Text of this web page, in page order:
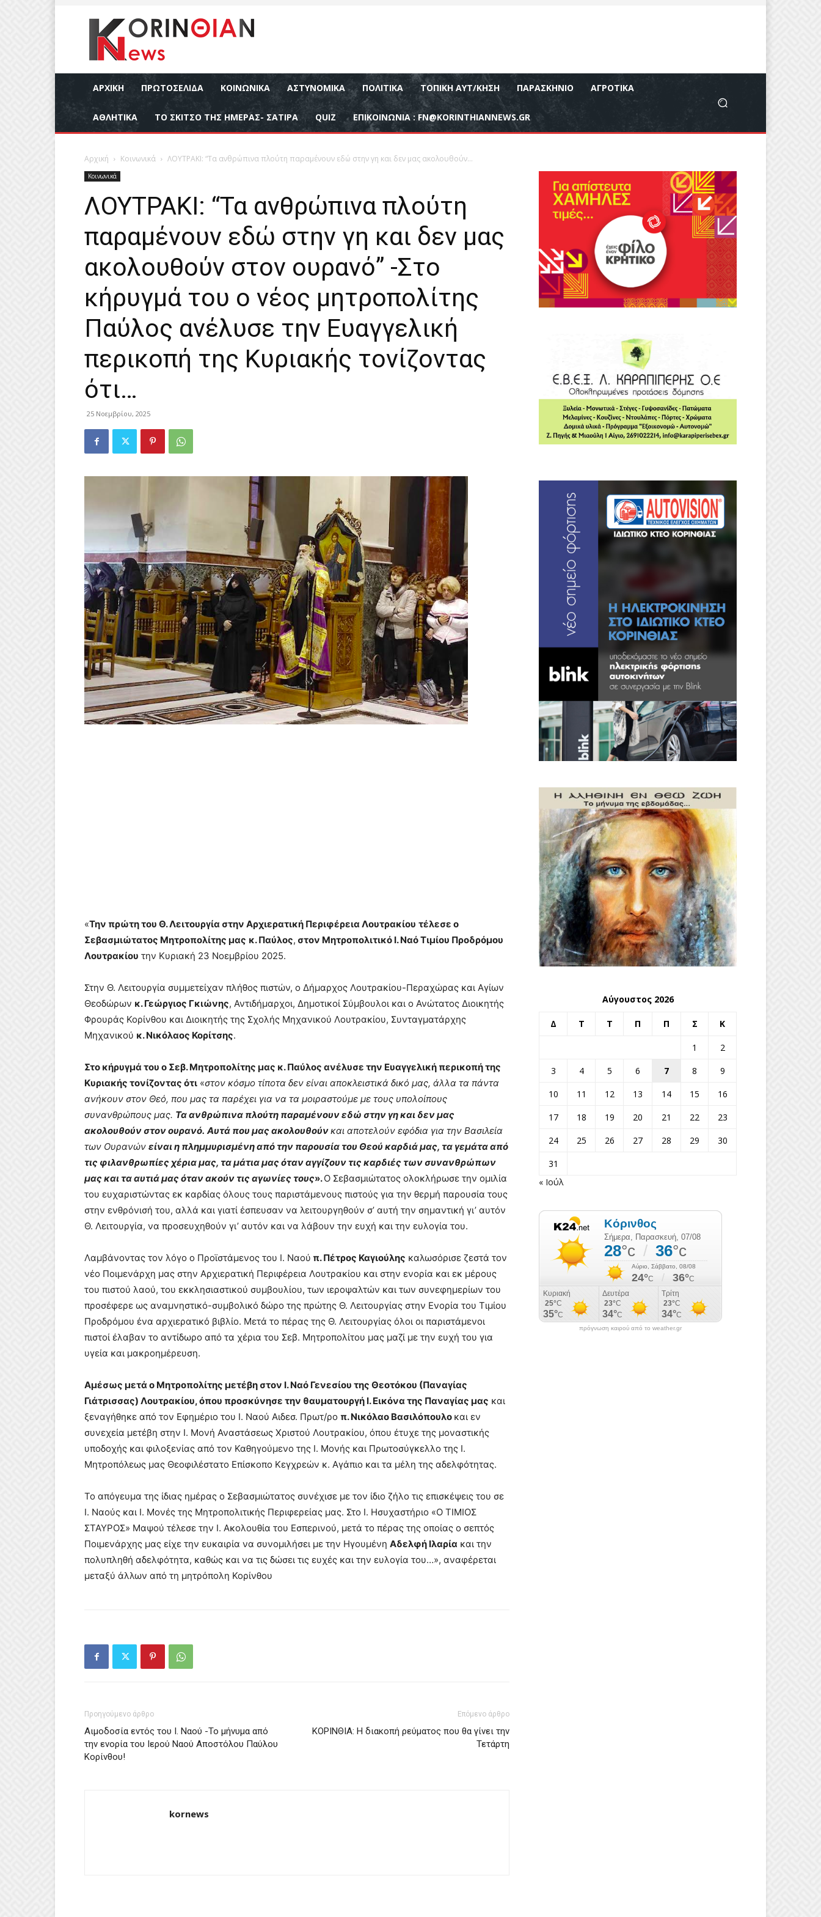
ΑΡΧΙΚΉ ΠΡΩΤΟΣΕΛΙΔΑ ΚΟΙΝΩΝΙΚΆ ΑΣΤΥΝΟΜΙΚΆ ΠΟΛΙΤΙΚΆ ΤΟΠΙΚΉ ΑΥΤ/ΚΗΣΗ ΠΑΡΑΣΚΉΝΙΟ ΑΓΡΟΤΙΚΆ
ΑΘΛΗΤΙΚΆ ΤΟ ΣΚΙΤΣΟ ΤΗΣ ΗΜΕΡΑΣ- ΣΑΤΙΡΑ QUIZ ΕΠΙΚΟΙΝΩΝΊΑ : FN@KORINTHIANNEWS.GR
Αρχική Κοινωνικά ΛΟΥΤΡΑΚΙ: “Τα ανθρώπινα πλούτη παραμένουν εδώ στην γη και δεν μας ακολουθούν...
Κοινωνικά
ΛΟΥΤΡΑΚΙ: “Τα ανθρώπινα πλούτη
παραμένουν εδώ στην γη και δεν μας
ακολουθούν στον ουρανό” -Στο
κήρυγμά του ο νέος μητροπολίτης
Παύλος ανέλυσε την Ευαγγελική
περικοπή της Κυριακής τονίζοντας
ότι…
25 Νοεμβρίου, 2025
«Την πρώτη του Θ. Λειτουργία στην Αρχιερατική Περιφέρεια Λουτρακίου τέλεσε ο
Σεβασμιώτατος Μητροπολίτης μας κ. Παύλος, στον Μητροπολιτικό Ι. Ναό Τιμίου Προδρόμου
Λουτρακίου την Κυριακή 23 Νοεμβρίου 2025.
Στην Θ. Λειτουργία συμμετείχαν πλήθος πιστών, ο Δήμαρχος Λουτρακίου-Περαχώρας και Αγίων
Θεοδώρων κ. Γεώργιος Γκιώνης, Αντιδήμαρχοι, Δημοτικοί Σύμβουλοι και ο Ανώτατος Διοικητής
Φρουράς Κορίνθου και Διοικητής της Σχολής Μηχανικού Λουτρακίου, Συνταγματάρχης
Μηχανικού κ. Νικόλαος Κορίτσης.
Στο κήρυγμά του ο Σεβ. Μητροπολίτης μας κ. Παύλος ανέλυσε την Ευαγγελική περικοπή της
Κυριακής τονίζοντας ότι «στον κόσμο τίποτα δεν είναι αποκλειστικά δικό μας, άλλα τα πάντα
ανήκουν στον Θεό, που μας τα παρέχει για να τα μοιραστούμε με τους υπολοίπους
συνανθρώπους μας. Τα ανθρώπινα πλούτη παραμένουν εδώ στην γη και δεν μας
ακολουθούν στον ουρανό. Αυτά που μας ακολουθούνκαι αποτελούν εφόδια για την Βασιλεία
των Ουρανών είναι η πλημμυρισμένη από την παρουσία του Θεού καρδιά μας, τα γεμάτα από
τις φιλανθρωπίες χέρια μας, τα μάτια μας όταν αγγίζουν τις καρδιές των συνανθρώπων
μας και τα αυτιά μας όταν ακούν τις αγωνίες τους».Ο Σεβασμιώτατος ολοκλήρωσε την ομιλία
του ευχαριστώντας εκ καρδίας όλους τους παριστάμενους πιστούς για την θερμή παρουσία τους
στην ενθρόνισή του, αλλά και γιατί έσπευσαν να λειτουργηθούν σ’ αυτή την σημαντική γι’ αυτόν
Θ. Λειτουργία, να προσευχηθούν γι’ αυτόν και να λάβουν την ευχή και την ευλογία του.
Λαμβάνοντας τον λόγο ο Προϊστάμενος του Ι. Ναού π. Πέτρος Καγιούλης καλωσόρισε ζεστά τον
νέο Ποιμενάρχη μας στην Αρχιερατική Περιφέρεια Λουτρακίου και στην ενορία και εκ μέρους
του πιστού λαού, του εκκλησιαστικού συμβουλίου, των ιεροψαλτών και των συνεφημερίων του
προσέφερε ως αναμνηστικό-συμβολικό δώρο της πρώτης Θ. Λειτουργίας στην Ενορία του Τιμίου
Προδρόμου ένα αρχιερατικό βιβλίο. Μετά το πέρας της Θ. Λειτουργίας όλοι οι παριστάμενοι
πιστοί έλαβαν το αντίδωρο από τα χέρια του Σεβ. Μητροπολίτου μας μαζί με την ευχή του για
υγεία και μακροημέρευση.
Αμέσως μετά ο Μητροπολίτης μετέβη στον Ι. Ναό Γενεσίου της Θεοτόκου (Παναγίας
Γιάτρισσας) Λουτρακίου, όπου προσκύνησε την θαυματουργή Ι. Εικόνα της Παναγίας μας και
ξεναγήθηκε από τον Εφημέριο του Ι. Ναού Αιδεσ. Πρωτ/ρο π. Νικόλαο Βασιλόπουλο και εν
συνεχεία μετέβη στην Ι. Μονή Αναστάσεως Χριστού Λουτρακίου, όπου έτυχε της μοναστικής
υποδοχής και φιλοξενίας από τον Καθηγούμενο της Ι. Μονής και Πρωτοσύγκελλο της Ι.
Μητροπόλεως μας Θεοφιλέστατο Επίσκοπο Κεγχρεών κ. Αγάπιο και τα μέλη της αδελφότητας.
Το απόγευμα της ίδιας ημέρας ο Σεβασμιώτατος συνέχισε με τον ίδιο ζήλο τις επισκέψεις του σε
Ι. Ναούς και Ι. Μονές της Μητροπολιτικής Περιφερείας μας. Στο Ι. Ησυχαστήριο «Ο ΤΙΜΙΟΣ
ΣΤΑΥΡΟΣ» Μαψού τέλεσε την Ι. Ακολουθία του Εσπερινού, μετά το πέρας της οποίας ο σεπτός
Ποιμενάρχης μας είχε την ευκαιρία να συνομιλήσει με την Ηγουμένη Αδελφή Ιλαρία και την
πολυπληθή αδελφότητα, καθώς και να τις δώσει τις ευχές και την ευλογία του…», αναφέρεται
μεταξύ άλλων από τη μητρόπολη Κορίνθου
Προηγούμενο άρθρο
Αιμοδοσία εντός του Ι. Ναού -Το μήνυμα από
την ενορία του Ιερού Ναού Αποστόλου Παύλου
Κορίνθου!
Επόμενο άρθρο
ΚΟΡΙΝΘΙΑ: Η διακοπή ρεύματος που θα γίνει την
Τετάρτη
kornews
Αύγουστος 2026
Δ Τ Τ Π Π Σ Κ
1
2
3
4 5 6 7 8
9
10
11 12 13 14 15
16
17
18 19 20 21 22
23
24
25 26 27 28 29
30
31
« Ιούλ
πρόγνωση καιρού από το weather.gr